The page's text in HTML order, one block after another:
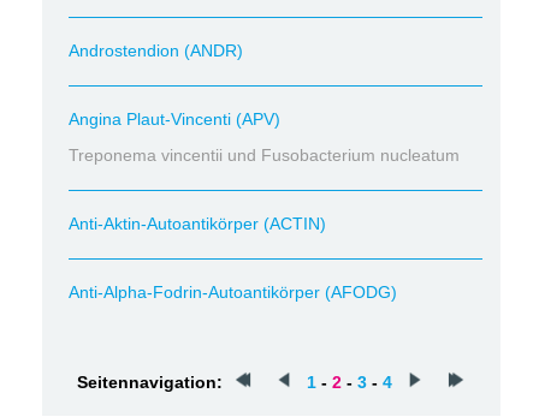
Androstendion (ANDR)
Angina Plaut-Vincenti (APV)
Treponema vincentii und Fusobacterium nucleatum
Anti-Aktin-Autoantikörper (ACTIN)
Anti-Alpha-Fodrin-Autoantikörper (AFODG)
Seitennavigation: 1 - 2 - 3 - 4